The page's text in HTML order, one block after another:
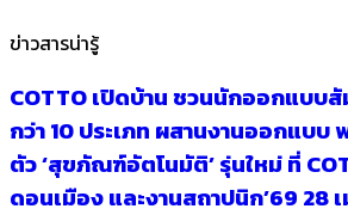
ข่าวสารน่ารู้
COTTO เปิดบ้าน ชวนนักออกแบบสั
กว่า 10 ประเภท ผสานงานออกแบบ
ตัว ‘สุขภัณฑ์อัตโนมัติ’ รุ่นใหม่ ที่
ดอนเมือง และงานสถาปนิก’69 28